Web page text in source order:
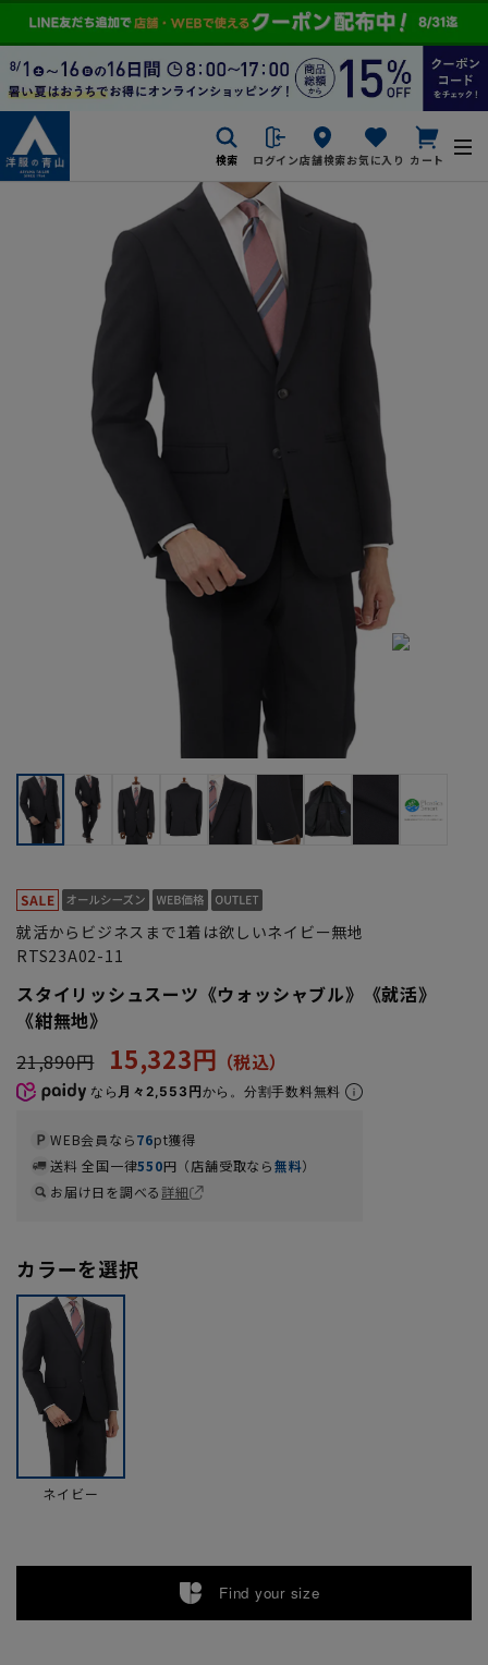
検索 ログイン店舗検索お気に入り カート
就活からビジネスまで1着は欲しいネイビー無地
RTS23A02-11
スタイリッシュスーツ《ウォッシャブル》《就活》
《紺無地》
21,890円
15,323円
なら 月々2,553円から。分割手数料無料
WEB会員なら76pt獲得
送料 全国一律550円（店舗受取なら無料）
お届け日を調べる詳細
カラーを選択
ネイビー
Find your size